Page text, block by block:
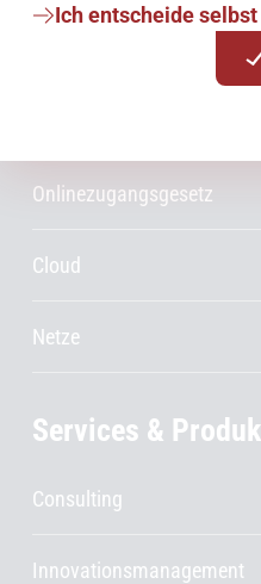
Ich entscheide selbst
Onlinezugangsgesetz
Cloud
Netze
Services &
Consulting
Innovationsmanagement